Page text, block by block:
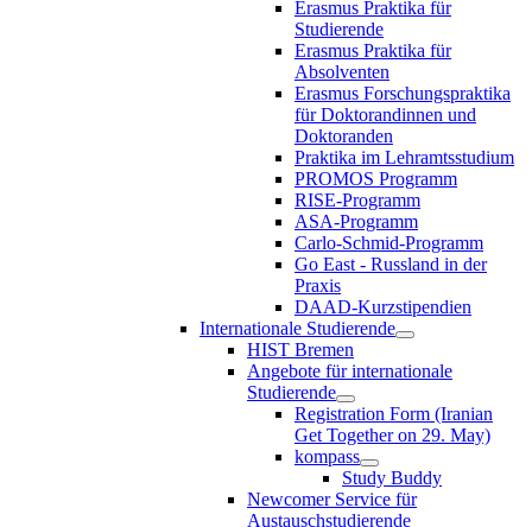
Erasmus Praktika für
Studierende
Erasmus Praktika für
Absolventen
Erasmus Forschungspraktika
für Doktorandinnen und
Doktoranden
Praktika im Lehramtsstudium
PROMOS Programm
RISE-Programm
ASA-Programm
Carlo-Schmid-Programm
Go East - Russland in der
Praxis
DAAD-Kurzstipendien
Internationale Studierende
HIST Bremen
Angebote für internationale
Studierende
Registration Form (Iranian
Get Together on 29. May)
kompass
Study Buddy
Newcomer Service für
Austauschstudierende